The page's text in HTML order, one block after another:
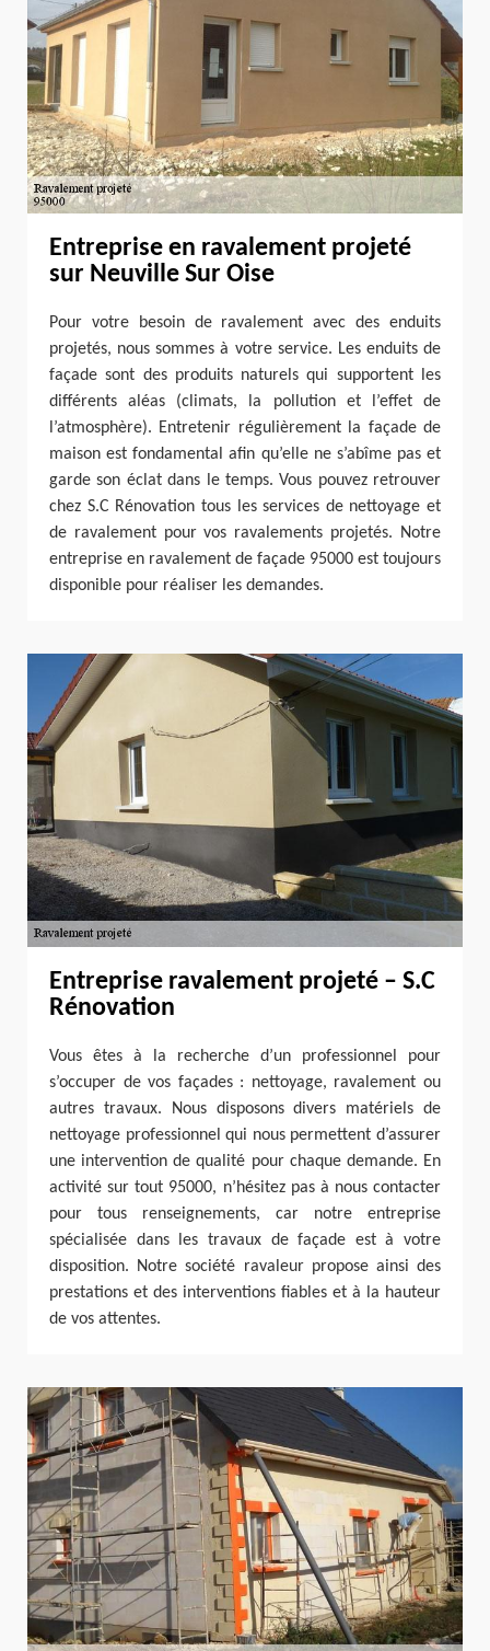
Entreprise en ravalement projeté
sur Neuville Sur Oise
Pour votre besoin de ravalement avec des enduits
projetés, nous sommes à votre service. Les enduits de
façade sont des produits naturels qui supportent les
différents aléas (climats, la pollution et l’effet de
l’atmosphère). Entretenir régulièrement la façade de
maison est fondamental afin qu’elle ne s’abîme pas et
garde son éclat dans le temps. Vous pouvez retrouver
chez S.C Rénovation tous les services de nettoyage et
de ravalement pour vos ravalements projetés. Notre
entreprise en ravalement de façade 95000 est toujours
disponible pour réaliser les demandes.
Entreprise ravalement projeté – S.C
Rénovation
Vous êtes à la recherche d’un professionnel pour
s’occuper de vos façades : nettoyage, ravalement ou
autres travaux. Nous disposons divers matériels de
nettoyage professionnel qui nous permettent d’assurer
une intervention de qualité pour chaque demande. En
activité sur tout 95000, n’hésitez pas à nous contacter
pour tous renseignements, car notre entreprise
spécialisée dans les travaux de façade est à votre
disposition. Notre société ravaleur propose ainsi des
prestations et des interventions fiables et à la hauteur
de vos attentes.